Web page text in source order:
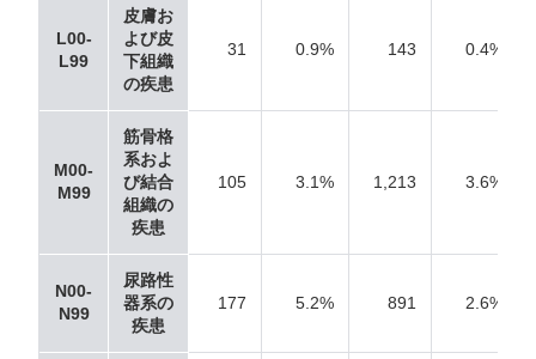
L00-
L99
皮膚お
よび皮
下組織
の疾患
31 0.9% 143 0.4%
M00-
M99
筋骨格
系およ
び結合
組織の
疾患
105 3.1% 1,213 3.6%
N00-
N99
尿路性
器系の
疾患
177 5.2% 891 2.6%